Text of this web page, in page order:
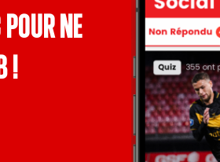
pour ne
!